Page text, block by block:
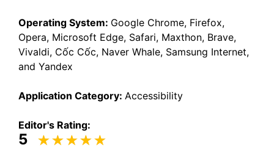
Operating System: Google Chrome, Firefox,
Opera, Microsoft Edge, Safari, Maxthon, Brave,
Vivaldi, Cốc Cốc, Naver Whale, Samsung Internet,
and Yandex
Application Category: Accessibility
Editor's Rating:
5